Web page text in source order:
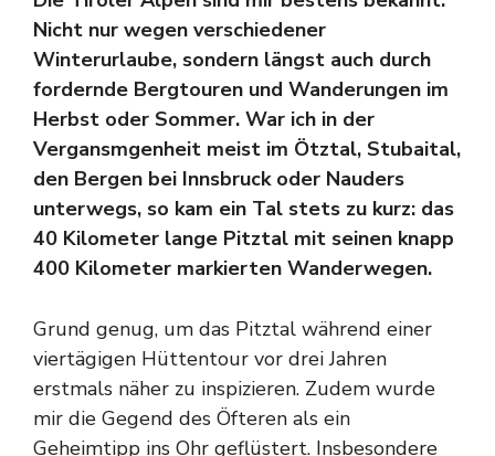
Nicht nur wegen verschiedener
Winterurlaube, sondern längst auch durch
fordernde Bergtouren und Wanderungen im
Herbst oder Sommer. War ich in der
Vergansmgenheit meist im Ötztal, Stubaital,
den Bergen bei Innsbruck oder Nauders
unterwegs, so kam ein Tal stets zu kurz: das
40 Kilometer lange Pitztal mit seinen knapp
400 Kilometer markierten Wanderwegen.
Grund genug, um das Pitztal während einer
viertägigen Hüttentour vor drei Jahren
erstmals näher zu inspizieren. Zudem wurde
mir die Gegend des Öfteren als ein
Geheimtipp ins Ohr geflüstert. Insbesondere